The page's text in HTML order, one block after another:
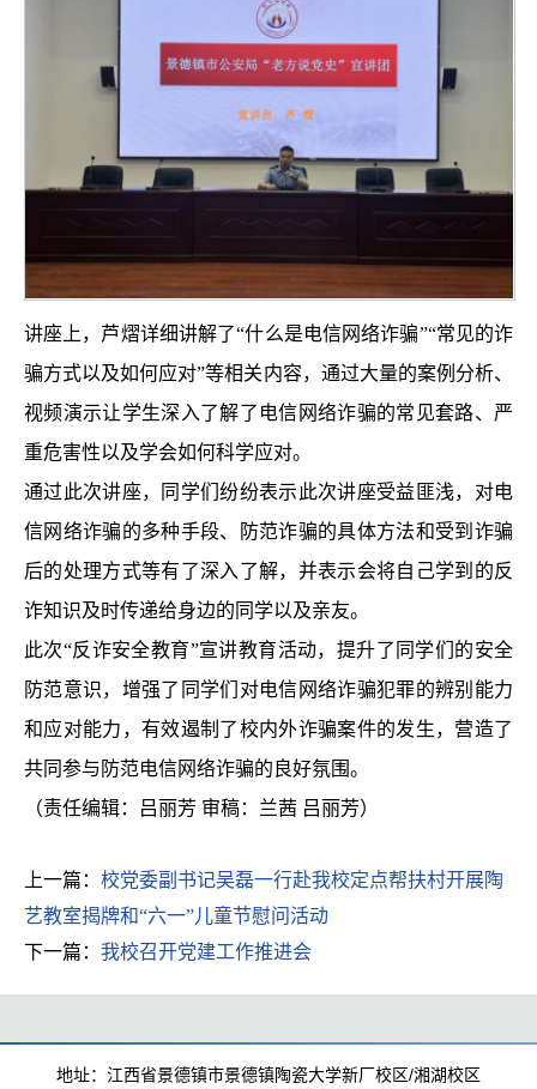
讲座上，芦熠详细讲解了“什么是电信网络诈骗”“常见的诈
骗方式以及如何应对”等相关内容，通过大量的案例分析、
视频演示让学生深入了解了电信网络诈骗的常见套路、严
重危害性以及学会如何科学应对。
通过此次讲座，同学们纷纷表示此次讲座受益匪浅，对电
信网络诈骗的多种手段、防范诈骗的具体方法和受到诈骗
后的处理方式等有了深入了解，并表示会将自己学到的反
诈知识及时传递给身边的同学以及亲友。
此次“反诈安全教育”宣讲教育活动，提升了同学们的安全
防范意识，增强了同学们对电信网络诈骗犯罪的辨别能力
和应对能力，有效遏制了校内外诈骗案件的发生，营造了
共同参与防范电信网络诈骗的良好氛围。
（责任编辑：吕丽芳 审稿：兰茜 吕丽芳）
上一篇： 校党委副书记吴磊一行赴我校定点帮扶村开展陶
艺教室揭牌和“六一”儿童节慰问活动
下一篇： 我校召开党建工作推进会
地址：江西省景德镇市景德镇陶瓷大学新厂校区/湘湖校区